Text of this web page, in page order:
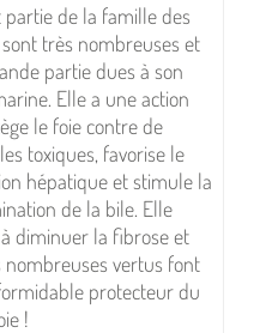
de la famille des
très nombreuses et
partie dues à son
Elle a une action
le foie contre de
toxiques, favorise le
hépatique et stimule la
de la bile. Elle
diminuer la fibrose et
nombreuses vertus font
protecteur du
!